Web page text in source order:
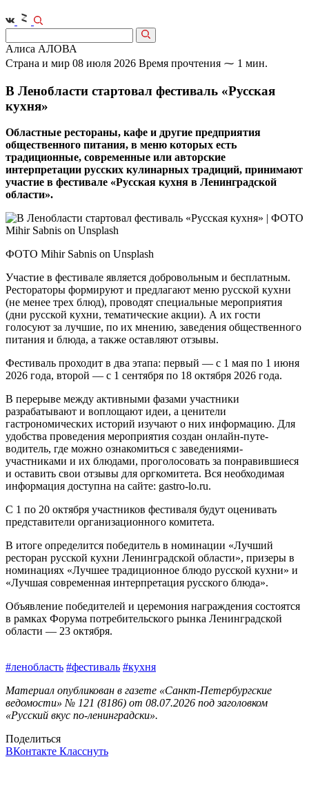
Алиса АЛОВА
Страна и мир 08 июля 2026 Время прочтения ⁓ 1 мин.
В Ленобласти стартовал фестиваль «Русская
кухня»
Областные рестораны, кафе и другие предприятия
общественного питания, в меню которых есть
традиционные, современные или авторские
интерпретации русских кулинарных традиций, принимают
участие в фестивале «Русская кухня в Ленинградской
области».
ФОТО Mihir Sabnis on Unsplash
Участие в фестивале является добровольным и бесплатным.
Рестораторы формируют и предлагают меню русской кухни
(не менее трех блюд), проводят специальные мероприятия
(дни русской кухни, тематические акции). А их гости
голосуют за лучшие, по их мнению, заведения общественного
питания и блюда, а также оставляют отзывы.
Фестиваль проходит в два этапа: первый — с 1 мая по 1 июня
2026 года, второй — с 1 сентяб­ря по 18 октября 2026 года.
В перерыве между активными фазами участники
разрабатывают и воплощают идеи, а ценители
гастрономических историй изучают о них информацию. Для
удобства проведения мероприятия создан онлайн-путе­
водитель, где можно ознакомиться с заведениями-
участниками и их блюдами, проголосовать за понравившиеся
и оставить свои отзывы для оргкомитета. Вся необходимая
информация доступна на сайте: gastro-lo.ru.
С 1 по 20 октября участников фестиваля будут оценивать
представители организационного комитета.
В итоге определится победитель в номинации «Лучший
ресторан русской кухни Ленинградской области», призеры в
номинациях «Лучшее традиционное блюдо русской кухни» и
«Лучшая современная интерпретация русского блюда».
Объявление победителей и церемония награждения состоятся
в рамках Форума потребительского рынка Ленинградской
области — 23 октября.
#ленобласть #фестиваль #кухня
Материал опубликован в газете «Санкт-Петербургские
ведомости» № 121 (8186) от 08.07.2026 под заголовком
«Русский вкус по‑ленинградски».
Поделиться
ВКонтакте Класснуть